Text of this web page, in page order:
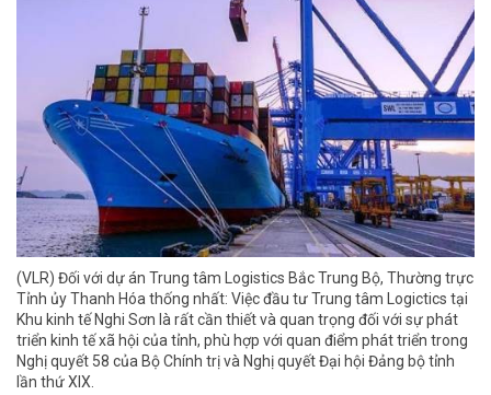
(VLR) Đối với dự án Trung tâm Logistics Bắc Trung Bộ, Thường trực
Tỉnh ủy Thanh Hóa thống nhất: Việc đầu tư Trung tâm Logictics tại
Khu kinh tế Nghi Sơn là rất cần thiết và quan trọng đối với sự phát
triển kinh tế xã hội của tỉnh, phù hợp với quan điểm phát triển trong
Nghị quyết 58 của Bộ Chính trị và Nghị quyết Đại hội Đảng bộ tỉnh
lần thứ XIX.